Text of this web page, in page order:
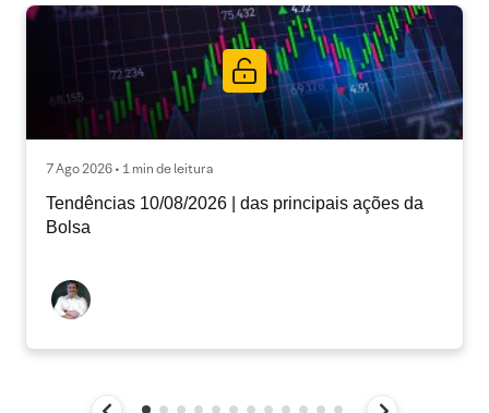
7 Ago 2026 • 1 min de leitura
Tendências 10/08/2026 | das principais ações da
Bolsa